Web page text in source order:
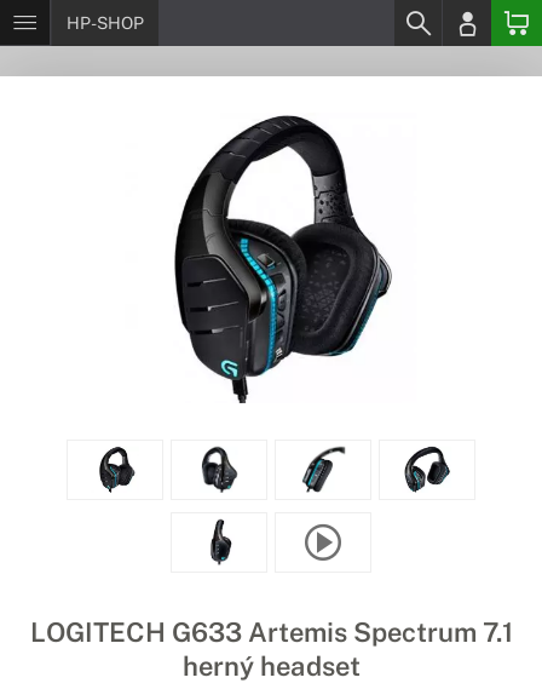
HP-SHOP
LOGITECH G633 Artemis Spectrum 7.1
herný headset